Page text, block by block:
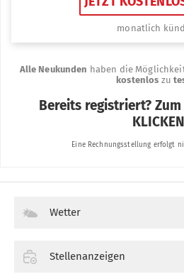
Wetter
Stellenanzeigen